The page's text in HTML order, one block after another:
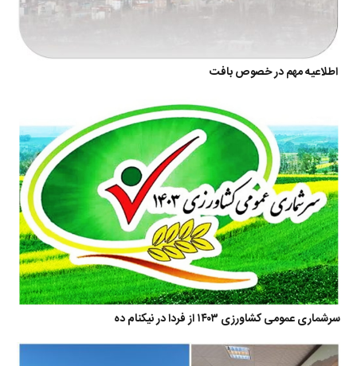
اطلاعیه مهم در خصوص بافت
سرشماری عمومی کشاورزی ۱۴۰۳ از فردا در نیکنام ده